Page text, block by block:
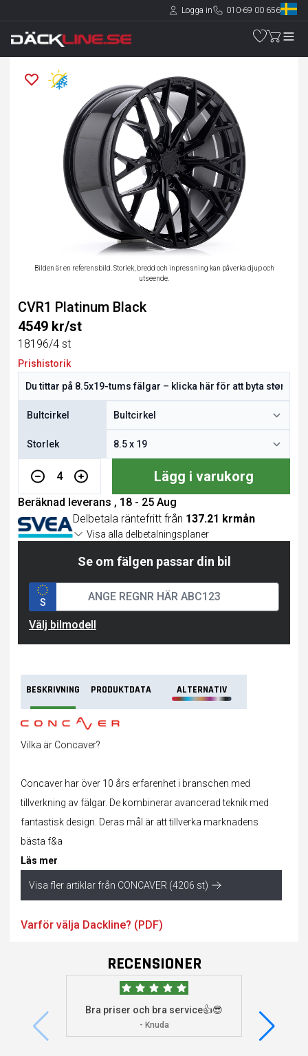
Logga in 010-69 00 656
Bilden är en referensbild. Storlek, bredd och inpressning kan påverka djup och
utseende.
CVR1 Platinum Black
4549 kr/st
18196/4 st
Prishistorik
Bultcirkel
Storlek
4 Lägg i varukorg
Beräknad leverans , 18 - 25 Aug
Delbetala räntefritt från 137.21 krmån
Visa alla delbetalningsplaner
Se om fälgen passar din bil
S
Välj bilmodell
BESKRIVNING PRODUKTDATA ALTERNATIV
Vilka är Concaver?
Concaver har över 10 års erfarenhet i branschen med
tillverkning avfälgar. De kombinerar avancerad teknik med
fantastisk design. Deras mål är att tillverka marknadens
bästa f&a
Läs mer
Visa fler artiklar från CONCAVER (4206 st)
Varför välja Dackline? (PDF)
RECENSIONER
Bra priser och bra service👍😎
- Knuda